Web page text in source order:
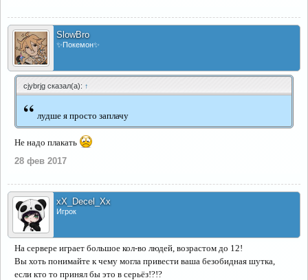
SlowBro
✨Покемон✨
cjybrjg сказал(а): ↑
“ лудше я просто заплачу
Не надо плакать
28 фев 2017
xX_Decel_Xx
Игрок
На сервере играет большое кол-во людей, возрастом до 12!
Вы хоть понимайте к чему могла привести ваша безобидная шутка,
если кто то принял бы это в серьёз!?!?